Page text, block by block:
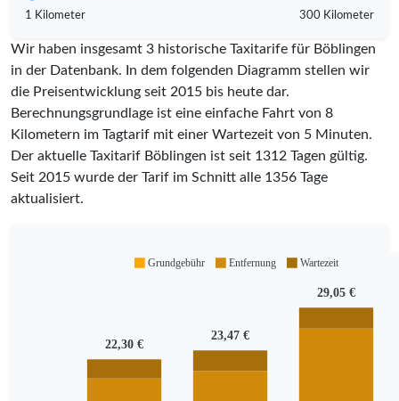
1 Kilometer 300 Kilometer
Wir haben insgesamt 3 historische Taxitarife für Böblingen
in der Datenbank. In dem folgenden Diagramm stellen wir
die Preisentwicklung seit 2015 bis heute dar.
Berechnungsgrundlage ist eine einfache Fahrt von 8
Kilometern im Tagtarif mit einer Wartezeit von 5 Minuten.
Der aktuelle Taxitarif Böblingen ist seit 1312 Tagen gültig.
Seit 2015 wurde der Tarif im Schnitt alle 1356 Tage
aktualisiert.
22,30 €
23,47 €
29,05 €
Grundgebühr Entfernung Wartezeit